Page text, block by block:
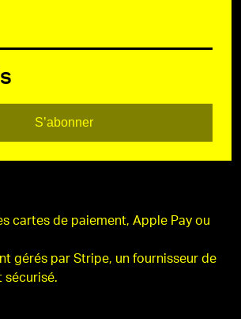
S’abonner
cartes de paiement, Apple Pay ou
gérés par Stripe, un fournisseur de
sécurisé.